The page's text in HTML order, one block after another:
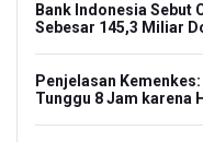
Bank Indonesia Sebut
Sebesar 145,3 Miliar
Penjelasan
Tunggu 8 Jam karena